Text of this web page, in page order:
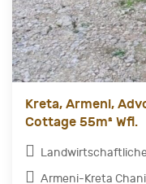
Kreta, Armeni,
Cottage 55m² Wfl.
Armeni-Kreta